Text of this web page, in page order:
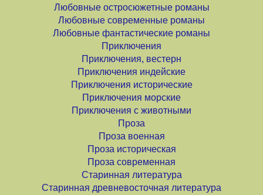
Любовные остросюжетные романы
Любовные современные романы
Любовные фантастические романы
Приключения
Приключения, вестерн
Приключения индейские
Приключения исторические
Приключения морские
Приключения с животными
Проза
Проза военная
Проза историческая
Проза современная
Старинная литература
Старинная древневосточная литература